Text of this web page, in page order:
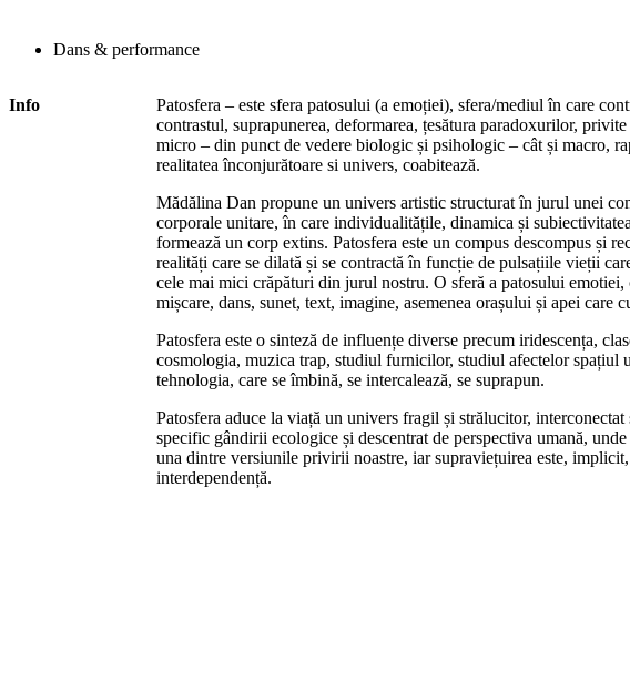
Dans & performance
Info
Patosfera – este sfera patosului (a emoției), sfera/mediul în care
contrastul, suprapunerea, deformarea, țesătura paradoxurilor,
micro – din punct de vedere biologic și psihologic – cât și macro,
realitatea înconjurătoare si univers, coabitează.
Mădălina Dan propune un univers artistic structurat în jurul unei
corporale unitare, în care individualitățile, dinamica și
formează un corp extins. Patosfera este un compus descompus și
realități care se dilată și se contractă în funcție de pulsațiile vieții
cele mai mici crăpături din jurul nostru. O sferă a patosului emotiei,
mișcare, dans, sunet, text, imagine, asemenea orașului și apei care
Patosfera este o sinteză de influențe diverse precum iridescența,
cosmologia, muzica trap, studiul furnicilor, studiul afectelor spațiul
tehnologia, care se îmbină, se intercalează, se suprapun.
Patosfera aduce la viață un univers fragil și strălucitor, interconectat
specific gândirii ecologice și descentrat de perspectiva umană, unde
una dintre versiunile privirii noastre, iar supraviețuirea este, implicit,
interdependență.